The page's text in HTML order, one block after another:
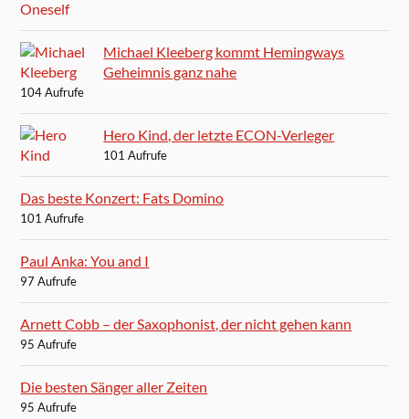
Michael Kleeberg kommt Hemingways
Geheimnis ganz nahe
104 Aufrufe
Hero Kind, der letzte ECON-Verleger
101 Aufrufe
Das beste Konzert: Fats Domino
101 Aufrufe
Paul Anka: You and I
97 Aufrufe
Arnett Cobb – der Saxophonist, der nicht gehen kann
95 Aufrufe
Die besten Sänger aller Zeiten
95 Aufrufe